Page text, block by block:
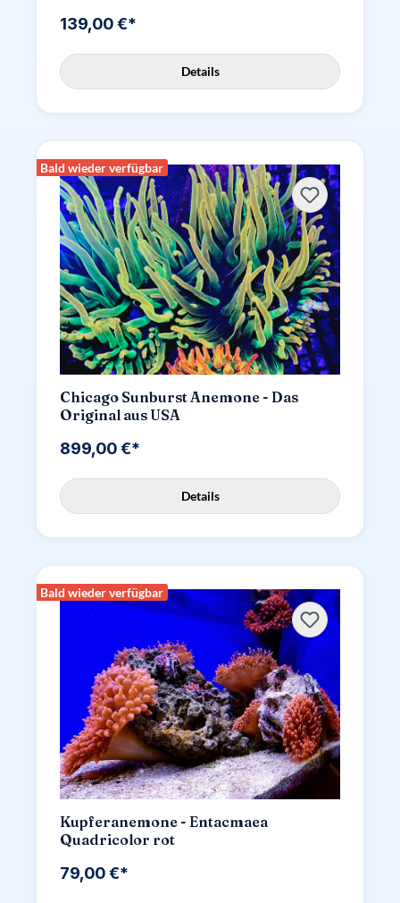
139,00 €*
Details
Bald wieder verfügbar
Chicago Sunburst Anemone - Das
Original aus USA
899,00 €*
Details
Bald wieder verfügbar
Kupferanemone - Entacmaea
Quadricolor rot
79,00 €*